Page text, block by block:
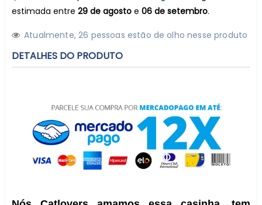
estimada entre 29 de agosto e 06 de setembro.
Atualmente,26 pessoas estão de olho nesse produto
DETALHES DO PRODUTO